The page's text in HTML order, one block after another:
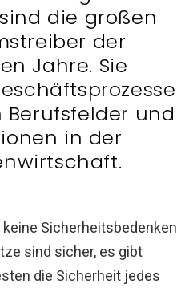
die großen
der
Jahre. Sie
und
in der
Sicherheitsbedenken
sind sicher, es gibt
die Sicherheit jedes